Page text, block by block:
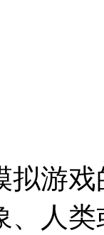
拟游
、人